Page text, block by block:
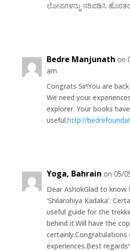
ಲೋಪಗಳನ್ನು ಸರಿಪಡಿಸಿ
Bedre Manjunath on
am
Congrats Sir!You are
We need your
explorer. Your books
useful.http://
Yoga, Bahrain on 05/
Dear AshokGlad to
'Shilarohiya Kadaka'.
useful guide for the
behind it.Will have the
certainly.Congratulations
experiences.Best